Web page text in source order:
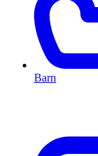
Barn